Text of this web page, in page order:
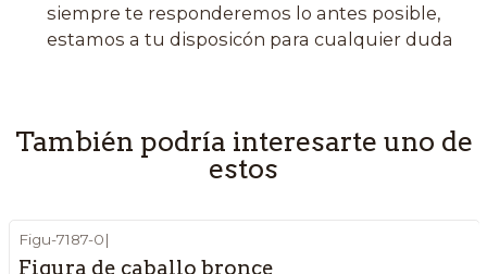
siempre te responderemos lo antes posible,
estamos a tu disposicón para cualquier duda
También podría interesarte uno de
estos
Figu-7187-0|
Figura de caballo bronce